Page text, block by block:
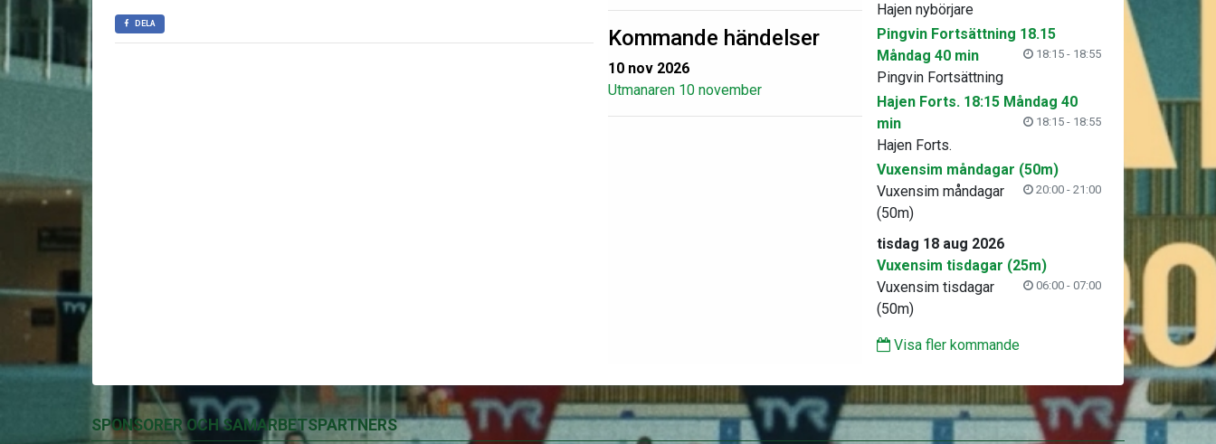
Kommande händelser
10 nov 2026
Utmanaren 10 november
DELA
Hajen nybörjare
Pingvin Fortsättning 18.15
Måndag 40 min
18:15 - 18:55
Pingvin Fortsättning
Hajen Forts. 18:15 Måndag 40
min
18:15 - 18:55
Hajen Forts.
Vuxensim måndagar (50m)
20:00 - 21:00
Vuxensim måndagar
(50m)
tisdag 18 aug 2026
Vuxensim tisdagar (25m)
06:00 - 07:00
Vuxensim tisdagar
(50m)
Visa fler kommande
SPONSORER OCH SAMARBETSPARTNERS